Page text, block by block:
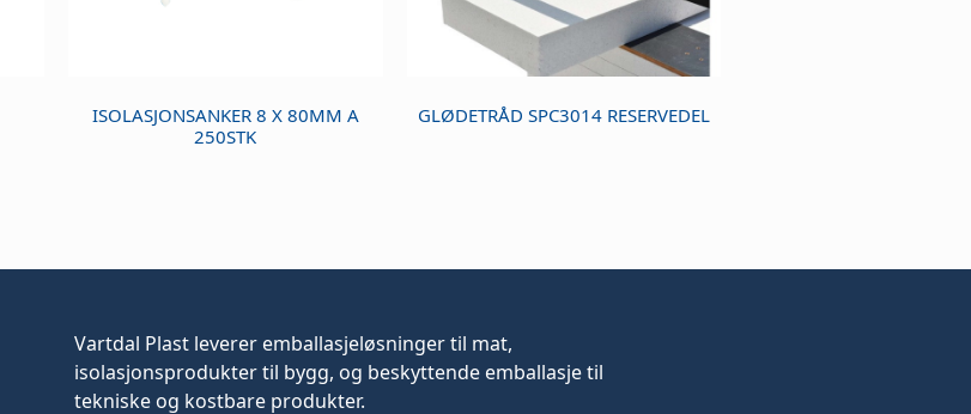
ISOLASJONSANKER 8 X 80MM A
250STK
GLØDETRÅD SPC3014 RESERVEDEL
Vartdal Plast leverer emballasjeløsningertil mat,
isolasjonsprodukter til bygg, og beskyttende emballasje til
tekniske og kostbare produkter.